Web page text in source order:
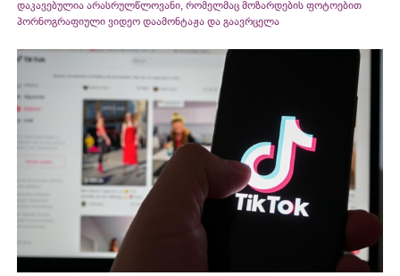
დაკავებულია არასრულწლოვანი, რომელმაც მოზარდების ფოტოებით
პორნოგრაფიული ვიდეო დაამონტაჟა და გაავრცელა